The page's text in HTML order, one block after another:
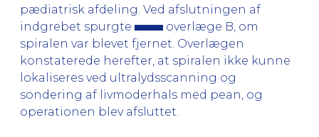
pædiatrisk afdeling. Ved afslutningen af
indgrebet spurgte
overlæge B, om
spiralen var blevet fjernet. Overlægen
konstaterede herefter, at spiralen ikke kunne
lokaliseres ved ultralydsscanning og
sondering af livmoderhals med pean, og
operationen blev afsluttet.